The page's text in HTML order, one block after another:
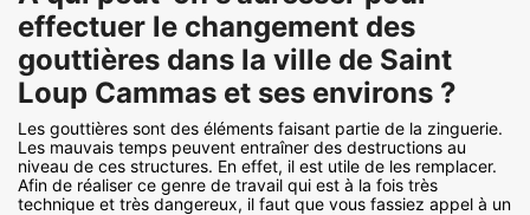
effectuer le changement des
gouttières dans la ville de Saint
Loup Cammas et ses environs ?
Les gouttières sont des éléments faisant partie de la zinguerie.
Les mauvais temps peuvent entraîner des destructions au
niveau de ces structures. En effet, il est utile de les remplacer.
Afin de réaliser ce genre de travail qui est à la fois très
technique et très dangereux, il faut que vous fassiez appel à un